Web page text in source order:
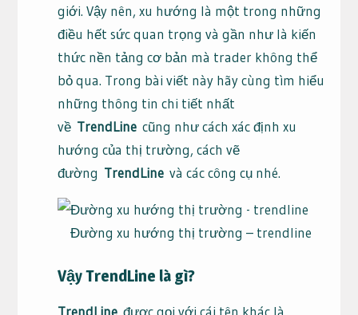
giới. Vậy nên, xu hướng là một trong những
điều hết sức quan trọng và gần như là kiến
thức nền tảng cơ bản mà trader không thể
bỏ qua. Trong bài viết này hãy cùng tìm hiểu
những thông tin chi tiết nhất
về TrendLinecũng như cách xác định xu
hướng của thị trường, cách vẽ
đường TrendLinevà các công cụ nhé.
Đường xu hướng thị trường – trendline
Vậy TrendLine là gì?
TrendLine được gọi với cái tên khác là